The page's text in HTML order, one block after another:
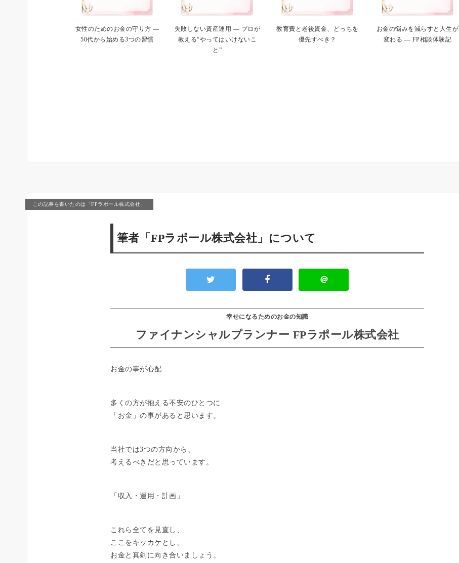
女性のためのお金の守り方 ―
50代から始める3つの習慣
失敗しない資産運用 ― プロが
教える“やってはいけないこ
と”
教育費と老後資金、どっちを
優先すべき？
お金の悩みを減らすと人生が
変わる ― FP相談体験記
この記事を書いたのは「FPラポール株式会社」
筆者「FPラポール株式会社」について
＠
幸せになるためのお金の知識
ファイナンシャルプランナー FPラポール株式会社
お金の事が心配…
多くの方が抱える不安のひとつに
「お金」の事があると思います。
当社では3つの方向から、
考えるべきだと思っています。
「収入・運用・計画」
これら全てを見直し、
ここをキッカケとし、
お金と真剣に向き合いましょう。